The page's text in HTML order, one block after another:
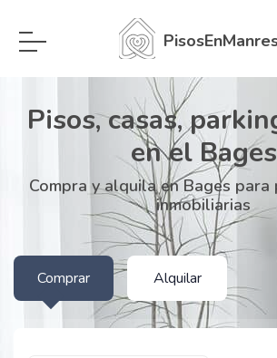
Pisos, casas,
en el Bages
Compra y alquila en Bages
inmobiliarias
Comprar Alquilar